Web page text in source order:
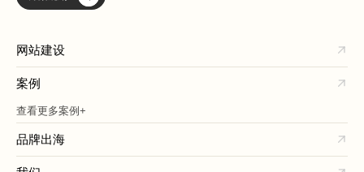
网站建设
案例
查看更多案例+
品牌出海